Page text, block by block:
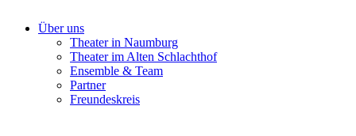
Über uns
Theater in Naumburg
Theater im Alten Schlachthof
Ensemble & Team
Partner
Freundeskreis